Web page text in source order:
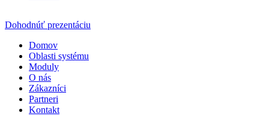
Dohodnúť prezentáciu
Domov
Oblasti systému
Moduly
O nás
Zákazníci
Partneri
Kontakt